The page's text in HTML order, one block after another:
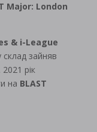
Major: London
& i-League
зайняв
2021 рік
на BLAST